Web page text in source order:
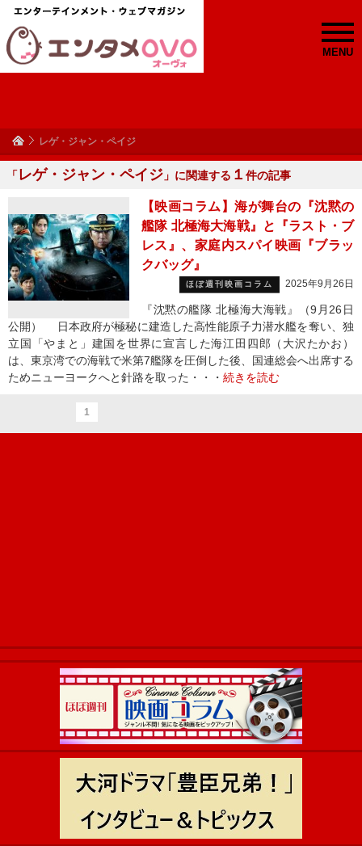
MENU
レゲ・ジャン・ペイジ
「レゲ・ジャン・ペイジ 」に関連する １ 件の記事
【映画コラム】海が舞台の『沈黙の
艦隊 北極海大海戦』と『ラスト・ブ
レス』、家庭内スパイ映画『ブラッ
クバッグ』
ほぼ週刊映画コラム 2025年9月26日
『沈黙の艦隊 北極海大海戦』（9月26日
公開） 日本政府が極秘に建造した高性能原子力潜水艦を奪い、独
立国「やまと」建国を世界に宣言した海江田四郎（大沢たかお）
は、東京湾での海戦で米第7艦隊を圧倒した後、国連総会へ出席する
ためニューヨークへと針路を取った・・・ 続きを読む
1